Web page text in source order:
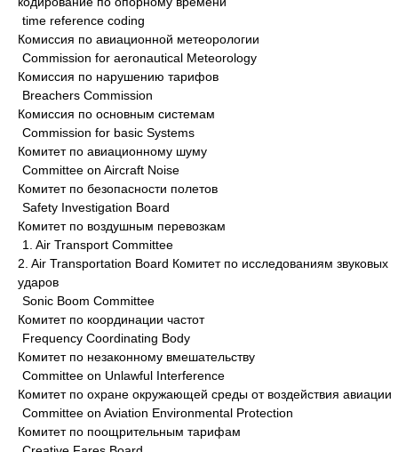
time reference coding
Комиссия по авиационной метеорологии
Commission for aeronautical Meteorology
Комиссия по нарушению тарифов
Breachers Commission
Комиссия по основным системам
Commission for basic Systems
Комитет по авиационному шуму
Committee on Aircraft Noise
Комитет по безопасности полетов
Safety Investigation Board
Комитет по воздушным перевозкам
1. Air Transport Committee
2. Air Transportation Board Комитет по исследованиям звуковых
ударов
Sonic Boom Committee
Комитет по координации частот
Frequency Coordinating Body
Комитет по незаконному вмешательству
Committee on Unlawful Interference
Комитет по охране окружающей среды от воздействия авиации
Committee on Aviation Environmental Protection
Комитет по поощрительным тарифам